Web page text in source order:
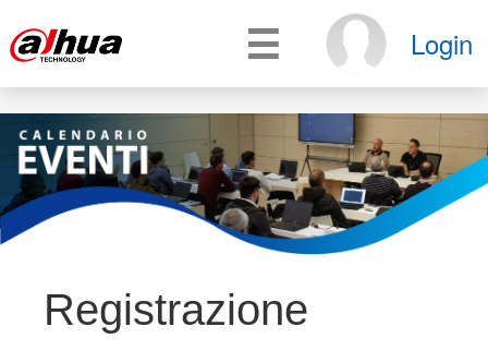
Login
☰
Registrazione